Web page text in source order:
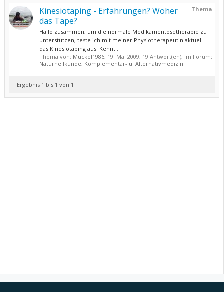
Thema
Kinesiotaping - Erfahrungen? Woher
das Tape?
Hallo zusammen, um die normale Medikamentösetherapie zu
unterstützen, teste ich mit meiner Physiotherapeutin aktuell
das Kinesiotaping aus. Kennt...
Thema von: Muckel1986, 19. Mai 2009, 19 Antwort(en), im Forum:
Naturheilkunde, Komplementär- u. Alternativmedizin
Ergebnis 1 bis 1 von 1